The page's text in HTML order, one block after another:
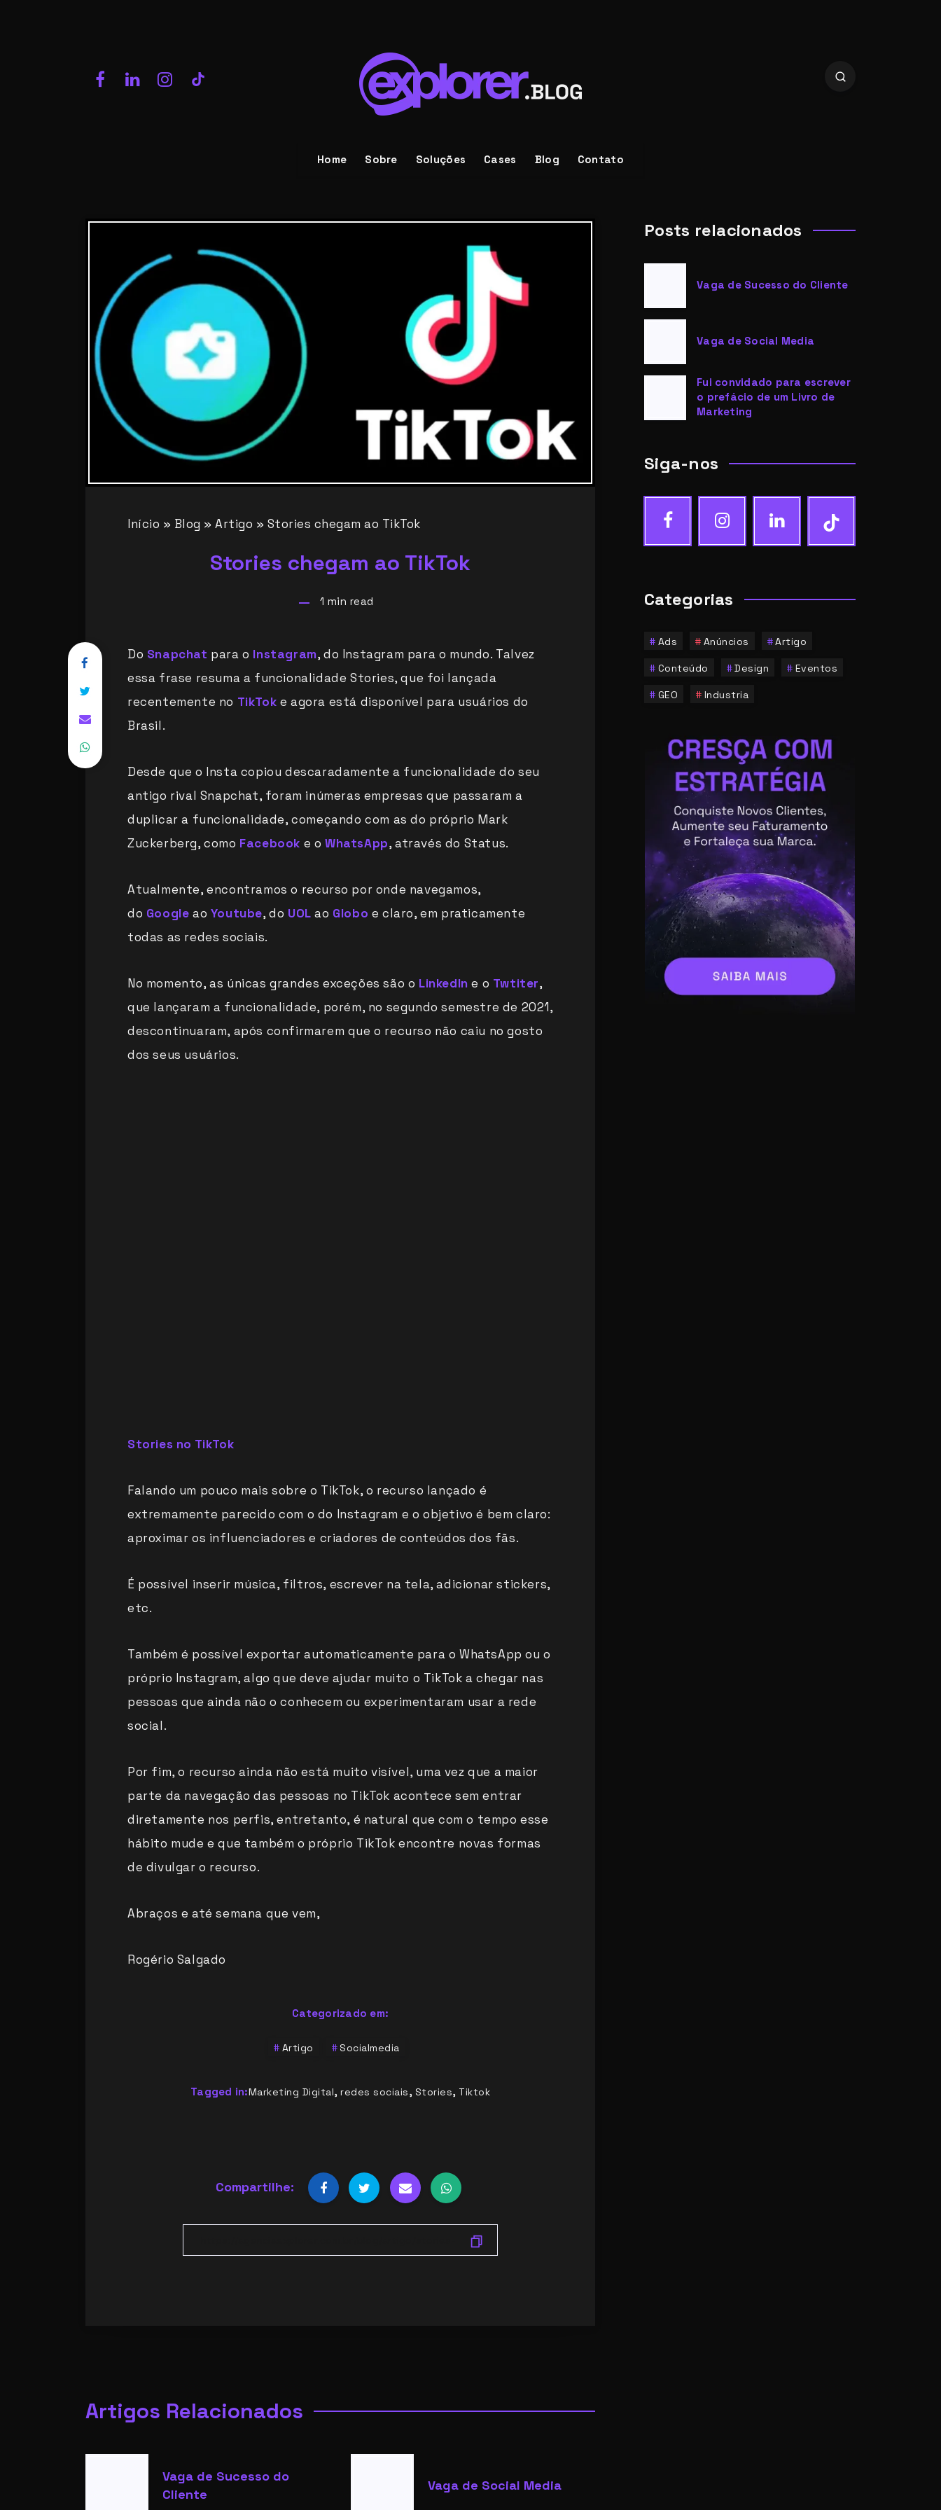
Home Sobre Soluções Cases Blog Contato
Início » Blog » Artigo » Stories chegam ao TikTok
Stories chegam ao TikTok
1 min read
Do Snapchat para o Instagram, do Instagram para o mundo. Talvez
essa frase resuma a funcionalidade Stories, que foi lançada
recentemente no TikTok e agora está disponível para usuários do
Brasil.
Desde que o Insta copiou descaradamente a funcionalidade do seu
antigo rival Snapchat, foram inúmeras empresas que passaram a
duplicar a funcionalidade, começando com as do próprio Mark
Zuckerberg, como Facebook e oWhatsApp, através do Status.
Atualmente, encontramos o recurso por onde navegamos,
do Google ao Youtube, do UOL ao Globo e claro, em praticamente
todas as redes sociais.
No momento, as únicas grandes exceções são o LinkedIn e o Twtiter,
que lançaram a funcionalidade, porém, no segundo semestre de 2021,
descontinuaram, após confirmarem que o recurso não caiu no gosto
dos seus usuários.
Stories no TikTok
Falando um pouco mais sobre o TikTok, o recurso lançado é
extremamente parecido com o do Instagram e o objetivo é bem claro:
aproximar os influenciadores e criadores de conteúdos dos fãs.
É possível inserir música, filtros, escrever na tela, adicionar stickers,
etc.
Também é possível exportar automaticamente para o WhatsApp ou o
próprio Instagram, algo que deve ajudar muito o TikTok a chegar nas
pessoas que ainda não o conhecem ou experimentaram usar a rede
social.
Por fim, o recurso ainda não está muito visível, uma vez que a maior
parte da navegação das pessoas no TikTok acontece sem entrar
diretamente nos perfis, entretanto, é natural que com o tempo esse
hábito mude e que também o próprio TikTok encontre novas formas
de divulgar o recurso.
Abraços e até semana que vem,
Rogério Salgado
Categorizado em:
Artigo Socialmedia
Tagged in:Marketing Digital, redes sociais, Stories, Tiktok
Compartilhe:
Artigos Relacionados
Vaga de Sucesso do
Cliente
Vaga de Social Media
Posts relacionados
Vaga de Sucesso do Cliente
Vaga de Social Media
Fui convidado para escrever
o prefácio de um Livro de
Marketing
Siga-nos
Categorias
Ads Anúncios Artigo
Conteúdo Design Eventos
GEO Industria